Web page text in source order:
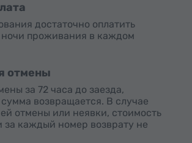
достаточно оплатить
ночи проживания в каждом
отмены
за 72 часа до заезда,
возвращается. В случае
отмены или неявки, стоимость
за каждый номер возврату не